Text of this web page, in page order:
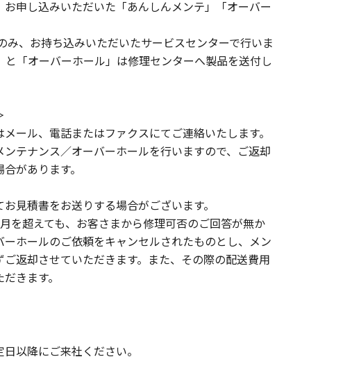
申し込みいただいた「あんしんメンテ」「オーバー
み、お持ち込みいただいたサービスセンターで行いま
「オーバーホール」は修理センターへ製品を送付し
ール、電話またはファクスにてご連絡いたします。
テナンス／オーバーホールを行いますので、ご返却
があります。
見積書をお送りする場合がございます。
を超えても、お客さまから修理可否のご回答が無か
ホールのご依頼をキャンセルされたものとし、メン
返却させていただきます。また、その際の配送費用
きます。
以降にご来社ください。